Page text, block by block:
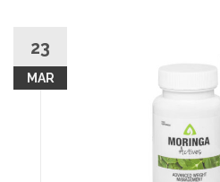
23
MAR